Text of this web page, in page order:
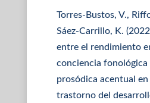
Torres-Bustos, V.,
Sáez-Carrillo, K.
entre el rendimiento
conciencia fonológica
prosódica acentual en
trastorno del